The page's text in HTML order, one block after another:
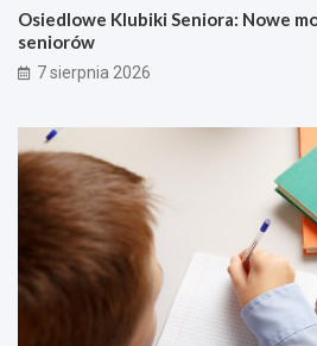
Osiedlowe Klubiki Seniora: Nowe
seniorów
7 sierpnia 2026